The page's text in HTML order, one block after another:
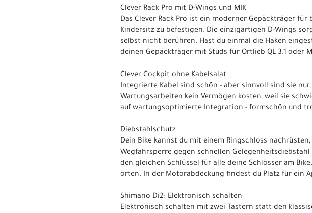
Clever Rack Pro mit D-Wings und MIK
Das Clever Rack Pro ist ein moderner Gepäckträger für
Kindersitz zu befestigen. Die einzigartigen D-Wings
selbst nicht berühren. Hast du einmal die Haken
deinen Gepäckträger mit Studs für Ortlieb QL 3.1 oder
Clever Cockpit ohne Kabelsalat
Integrierte Kabel sind schön - aber sinnvoll sind sie
Wartungsarbeiten kein Vermögen kosten, weil sie
auf wartungsoptimierte Integration - formschön und
Diebstahlschutz
Dein Bike kannst du mit einem Ringschloss
Wegfahrsperre gegen schnellen Gelegenheitsdiebstahl
den gleichen Schlüssel für alle deine Schlösser am
orten. In der Motorabdeckung findest du Platz für ein
Shimano Di2: Elektronisch schalten
Elektronisch schalten mit zwei Tastern statt den